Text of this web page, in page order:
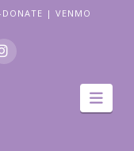
| VENMO